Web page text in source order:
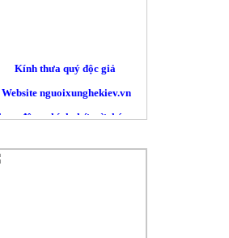
Website nguoixunghekiev.vn
hoạt động chính thức từ tháng
10/2012. và phi lợi nhuận.
Trang tin đăng tải tin tức